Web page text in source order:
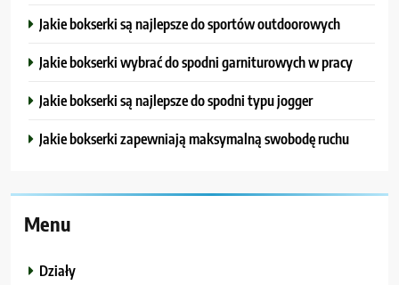
Jakie bokserki są najlepsze do sportów outdoorowych
Jakie bokserki wybrać do spodni garniturowych w pracy
Jakie bokserki są najlepsze do spodni typu jogger
Jakie bokserki zapewniają maksymalną swobodę ruchu
Menu
Działy